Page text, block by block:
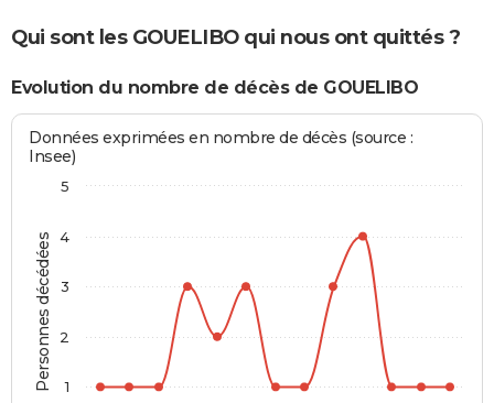
Qui sont les GOUELIBO qui nous ont quittés ?
Evolution du nombre de décès de GOUELIBO
Personnes décédées
Données exprimées en nombre de décès (source :
Insee)
1
2
3
4
5